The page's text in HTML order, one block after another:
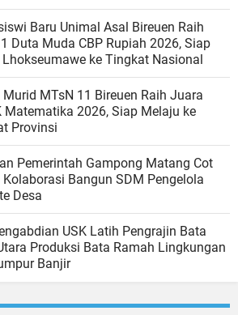
Baru Unimal Asal Bireuen Raih
Duta Muda CBP Rupiah 2026, Siap
ke Tingkat Nasional
Murid MTsN 11 Bireuen Raih Juara
Matematika 2026, Siap Melaju ke
Provinsi
Pemerintah Gampong Matang Cot
Kolaborasi Bangun SDM Pengelola
Desa
USK Latih Pengrajin Bata
Produksi Bata Ramah Lingkungan
Banjir